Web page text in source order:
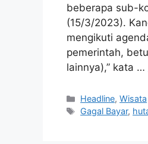
beberapa sub-
(15/3/2023).
mengikuti
pemerintah,
lainnya),” kata …
Kategori
Headline,Wisata
Tag
Gagal Bayar,